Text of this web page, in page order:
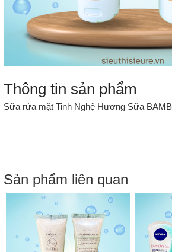
Thông tin sản phẩm
Sản phẩm liên quan